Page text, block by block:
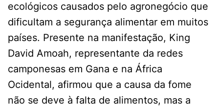
ecológicos causados pelo agronegócio que
dificultam a segurança alimentar em muitos
países. Presente na manifestação, King
David Amoah, representante da redes
camponesas em Gana e na África
Ocidental, afirmou que a causa da fome
não se deve à falta de alimentos, mas a